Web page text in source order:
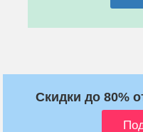
Скидки до 80%